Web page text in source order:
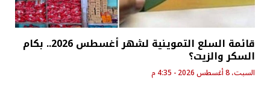
قائمة السلع التموينية لشهر أغسطس 2026.. بكام
السكر والزيت؟
السبت، 8 أغسطس 2026 - 4:35 م